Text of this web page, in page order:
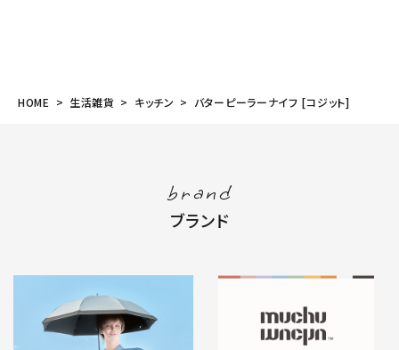
HOME 生活雑貨 キッチン バターピーラーナイフ [コジット]
brand
ブランド